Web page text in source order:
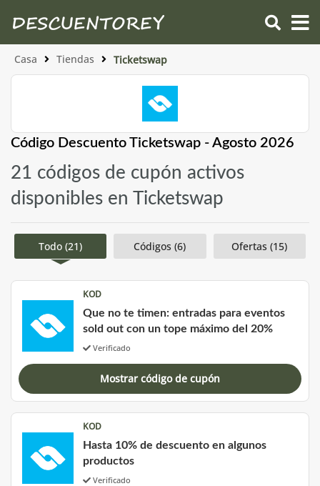
Casa Tiendas Ticketswap
Código Descuento Ticketswap - Agosto 2026
21 códigos de cupón activos
disponibles en Ticketswap
Todo (21) Códigos (6) Ofertas (15)
KOD
Que no te timen: entradas para eventos
sold out con un tope máximo del 20%
Verificado
Mostrar código de cupón
KOD
Hasta 10% de descuento en algunos
productos
Verificado